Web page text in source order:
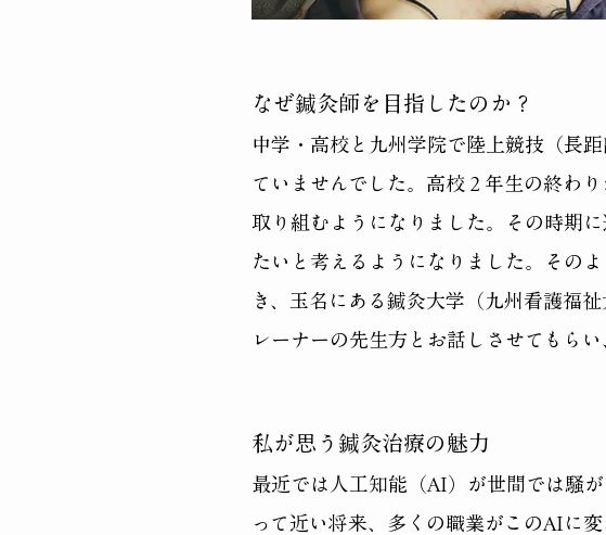
​なぜ鍼灸師を目指したのか？
中学・高校と九州学院で陸上競技（長
ていませんでした。高校２年生の終わ
取り組むようになりました。その時期
たいと考えるようになりました。その
き、玉名にある鍼灸大学（九州看護福
レーナーの先生方とお話しさせてもら
私が思う鍼灸治療の魅力
最近では人工知能（AI）が世間では騒
って近い将来、多くの職業がこのAIに